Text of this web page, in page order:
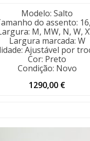
Modelo: Salto
do assento:
: M, MW, N, W,
Largura marcada: W
: Ajustável por
Cor: Preto
Condição: Novo
1290,00 €